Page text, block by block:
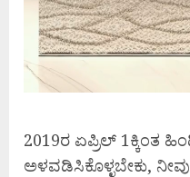
2019ರ ಏಪ್ರಿಲ್ 1ಕ್ಕಿಂತ
ಅಳವಡಿಸಿಕೊಳ್ಳಬೇಕು,